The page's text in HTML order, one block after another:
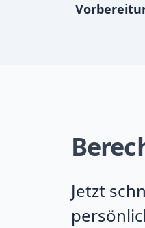
Jetzt